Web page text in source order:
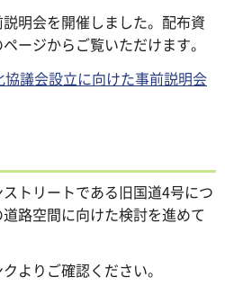
明会を開催しました。配布資
ージからご覧いただけます。
協議会設立に向けた事前説明会
トリートである旧国道4号につ
路空間に向けた検討を進めて
よりご確認ください。